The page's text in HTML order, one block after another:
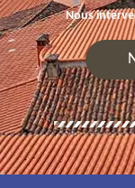
Nous